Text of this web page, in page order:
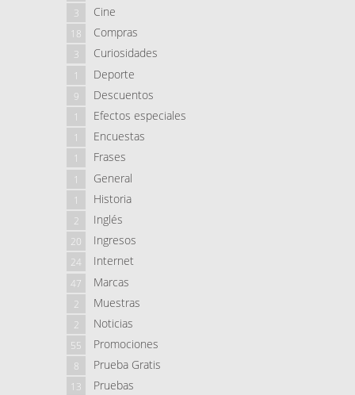
Cine
3
Compras
18
Curiosidades
3
Deporte
1
Descuentos
9
Efectos especiales
1
Encuestas
1
Frases
1
General
1
Historia
1
Inglés
2
Ingresos
20
Internet
24
Marcas
47
Muestras
2
Noticias
2
Promociones
55
Prueba Gratis
8
Pruebas
13